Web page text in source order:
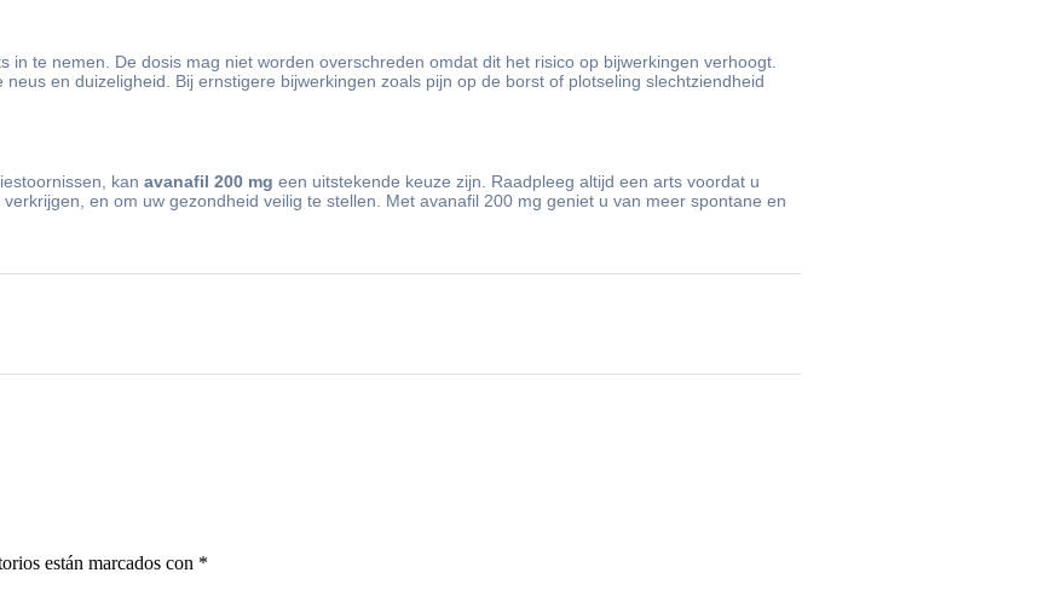
in te nemen. De dosis mag niet worden overschreden omdat dit het risico op bijwerkingen verhoogt.
en duizeligheid. Bij ernstigere bijwerkingen zoals pijn op de borst of plotseling slechtziendheid
kan avanafil 200 mg een uitstekende keuze zijn. Raadpleeg altijd een arts voordat u
en om uw gezondheid veilig te stellen. Met avanafil 200 mg geniet u van meer spontane en
están marcados con *